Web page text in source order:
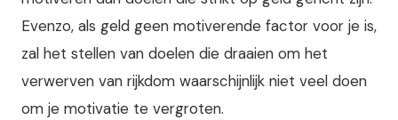
Evenzo, als geld geen motiverende factor voor je is,
zal het stellen van doelen die draaien om het
verwerven van rijkdom waarschijnlijk niet veel doen
om je motivatie te vergroten.